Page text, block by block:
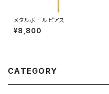
メタルボールピアス
¥8,800
CATEGORY